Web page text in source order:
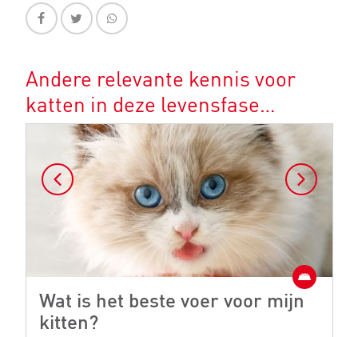
Andere relevante kennis voor
katten in deze levensfase…
Wat is het beste voer voor mijn
kitten?